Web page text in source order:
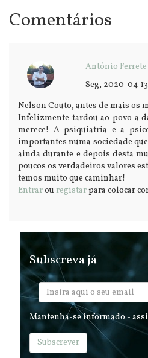
Comentários
António Ferrete
Seg, 2020-04-13
Nelson Couto, antes de mais os
Infelizmente tardou ao povo a
merece! A psiquiatria e a
importantes numa sociedade
ainda durante e depois desta
poucos os verdadeiros valores
temos muito que caminhar!
Entrarou registarpara colocar
Subscreva já
Mantenha-se informado -
Subscrever